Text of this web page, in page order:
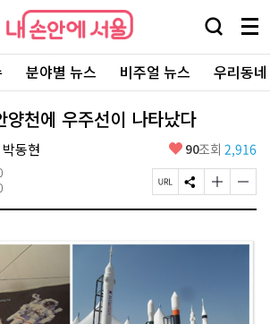
내
손
에
울
검
창
열
기
메
뉴
전
체
보
분야별 뉴스 비주얼 뉴스 우리동
양천에 우주선이 나타났다
동현 좋
요
90조회 2,916
페
이
R
사
S
N
유
글
자
크
글
자
작